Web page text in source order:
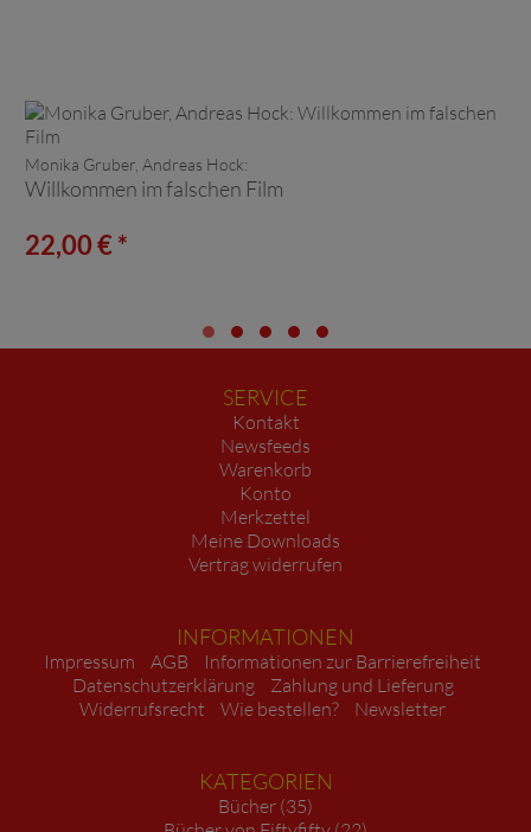
Monika Gruber, Andreas Hock:
Willkommen im falschen Film
22,00 € *
SERVICE
Kontakt
Newsfeeds
Warenkorb
Konto
Merkzettel
Meine Downloads
Vertrag widerrufen
INFORMATIONEN
Impressum AGB
Informationen zur Barrierefreiheit
Datenschutzerklärung
Zahlung und Lieferung
Widerrufsrecht
Wie bestellen? Newsletter
KATEGORIEN
Bücher (35)